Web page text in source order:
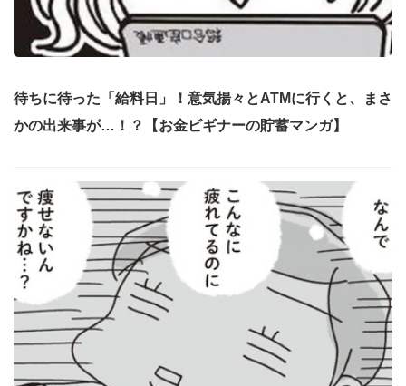
待ちに待った「給料日」！意気揚々とATMに行くと、まさ
かの出来事が…！？【お金ビギナーの貯蓄マンガ】